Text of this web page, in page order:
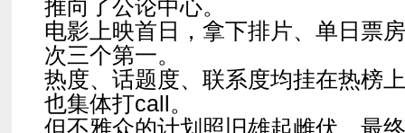
推向了公论中心。
电影上映首日，拿下排片、单日票
次三个第一。
热度、话题度、联系度均挂在热榜
也集体打call。
但不雅众的计划照旧雄起雌伏，最